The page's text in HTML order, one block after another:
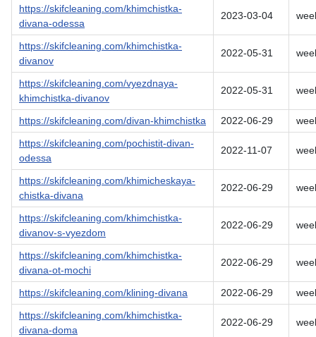
https://skifcleaning.com/khimchistka-
divana-odessa
2023-03-04
https://skifcleaning.com/khimchistka-
divanov
2022-05-31
https://skifcleaning.com/vyezdnaya-
khimchistka-divanov
2022-05-31
https://skifcleaning.com/divan-khimchistka 2022-06-29
https://skifcleaning.com/pochistit-divan-
odessa
2022-11-07
https://skifcleaning.com/khimicheskaya-
chistka-divana
2022-06-29
https://skifcleaning.com/khimchistka-
divanov-s-vyezdom
2022-06-29
https://skifcleaning.com/khimchistka-
divana-ot-mochi
2022-06-29
https://skifcleaning.com/klining-divana 2022-06-29
https://skifcleaning.com/khimchistka-
divana-doma
2022-06-29